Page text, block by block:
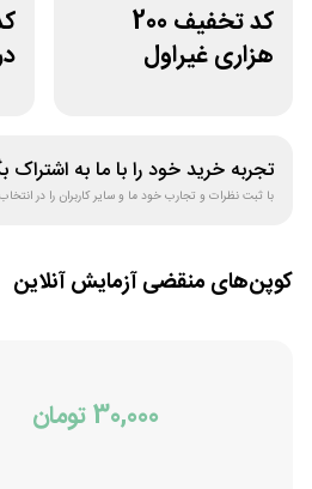
کد تخفیف 200
هزاری غیراول
تجربه خرید خود را با ما به اشتراک
با ثبت نظرات و تجارب خود ما و سایر کاربران را در
کوپن‌های منقضیآزمایش آنلاین
30,000 تومان